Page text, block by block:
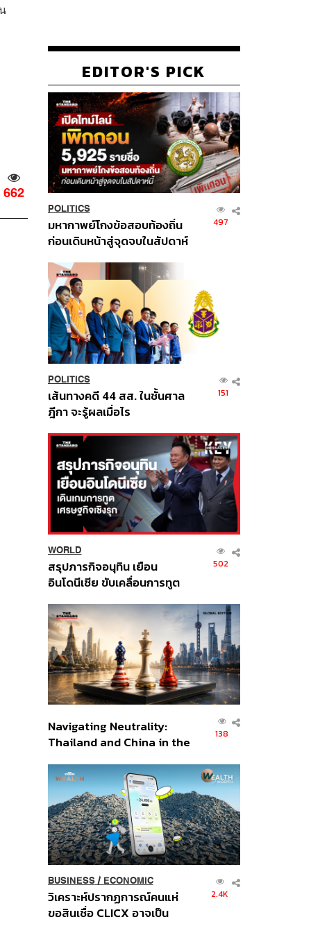
662
EDITOR'S PICK
POLITICS
มหากาพย์โกงข้อสอบท้องถิ่น
ก่อนเดินหน้าสู่จุดจบในสัปดาห์
497
POLITICS
เส้นทางคดี 44 สส. ในชั้นศาล
ฎีกา จะรู้ผลเมื่อไร
151
WORLD
สรุปภารกิจอนุทิน เยือน
อินโดนีเซีย ขับเคลื่อนการทูต
ส่วนยุทธศาสตร์ไทย –
อินโดนีเซีย
502
Navigating Neutrality:
Thailand and China in the
Order
138
BUSINESS/ ECONOMIC
วิเคราะห์ปรากฏการณ์คนแห่
ขอสินเชื่อ CLICX อาจเป็น
2.4K